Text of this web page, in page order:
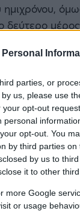
parties, or
us, please use
opt-out
opt-out. You
by third parties on
by us to
it to other third
more Google
or usage
δεύτερο